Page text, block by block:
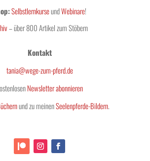
SelbstlernkurseundWebinare!
– über 800 Artikel zum Stöbern
Kontakt
tania@wege-zum-pferd.de
Newsletter abonnieren
und zu meinenSeelenpferde-Bildern.